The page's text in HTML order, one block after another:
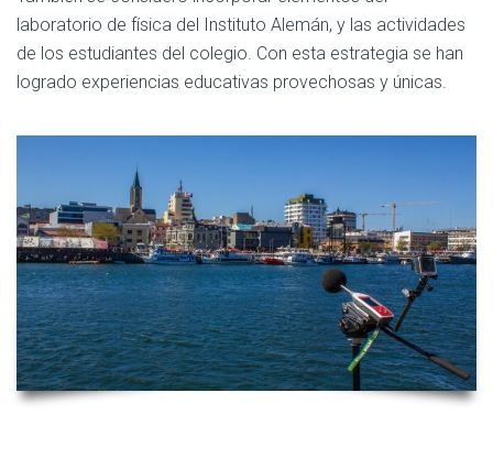
laboratorio de física del Instituto Alemán, y las actividades
de los estudiantes del colegio. Con esta estrategia se han
logrado experiencias educativas provechosas y únicas.